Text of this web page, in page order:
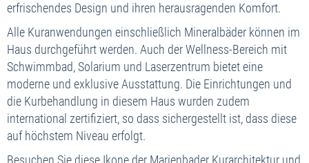
erfrischendes Design und ihren herausragenden Komfort.
Alle Kuranwendungen einschließlich Mineralbäder können im
Haus durchgeführt werden. Auch der Wellness-Bereich mit
Schwimmbad, Solarium und Laserzentrum bietet eine
moderne und exklusive Ausstattung. Die Einrichtungen und
die Kurbehandlung in diesem Haus wurden zudem
international zertifiziert, so dass sichergestellt ist, dass diese
auf höchstem Niveau erfolgt.
Besuchen Sie diese Ikone der Marienbader Kurarchitektur und